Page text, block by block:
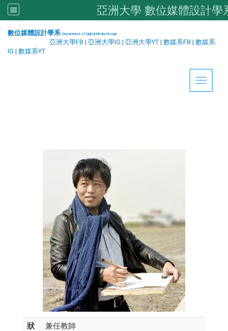
亞洲大學 數位媒體設計學
數位媒體設計學系 Department of Digital Media Design
亞洲大學FB | 亞洲大學IG | 亞洲大學YT | 數媒系FB | 數媒系
IG | 數媒系YT
Toggle
狀
兼任教師